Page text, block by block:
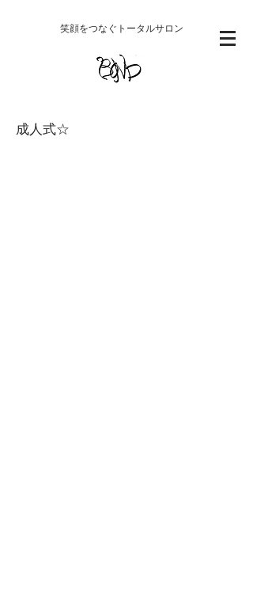
​笑顔をつなぐトータルサロン
成人式☆